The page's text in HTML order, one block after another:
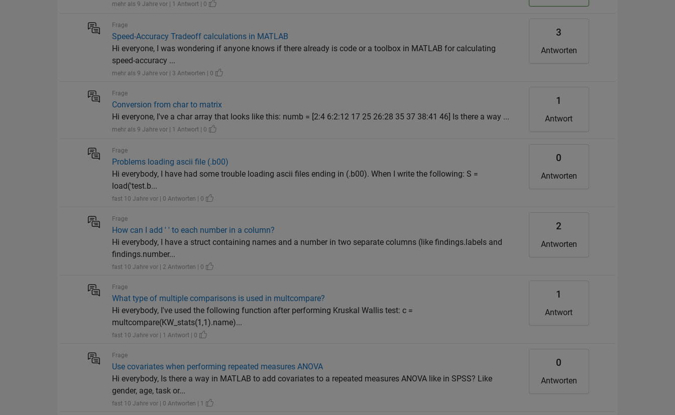
mehr als 9 Jahre vor | 1 Antwort | 0
Frage
Speed-Accuracy Tradeoff calculations in MATLAB
Hi everyone, I was wondering if anyone knows if there already is code or a toolbox in MATLAB for calculating
speed-accuracy ...
mehr als 9 Jahre vor | 3 Antworten | 0
3
Antworten
Frage
Conversion from char to matrix
Hi everyone, I've a char array that looks like this: numb = [2:4 6:2:12 17 25 26:28 35 37 38:41 46] Is there a way ...
mehr als 9 Jahre vor | 1 Antwort | 0
1
Antwort
Frage
Problems loading ascii file (.b00)
Hi everybody, I have had some trouble loading ascii files ending in (.b00). When I write the following: S =
load('test.b...
fast 10 Jahre vor | 0 Antworten | 0
0
Antworten
Frage
How can I add ' ' to each number in a column?
Hi everybody, I have a struct containing names and a number in two separate columns (like findings.labels and
findings.number...
fast 10 Jahre vor | 2 Antworten | 0
2
Antworten
Frage
What type of multiple comparisons is used in multcompare?
Hi everybody, I've used the following function after performing Kruskal Wallis test: c =
multcompare(KW_stats(1,1).name)...
fast 10 Jahre vor | 1 Antwort | 0
1
Antwort
Frage
Use covariates when performing repeated measures ANOVA
Hi everybody, Is there a way in MATLAB to add covariates to a repeated measures ANOVA like in SPSS? Like
gender, age, task or...
fast 10 Jahre vor | 0 Antworten | 1
0
Antworten